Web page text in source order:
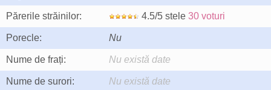
Părerile străinilor: 4.5/5 stele 30 voturi
Porecle: Nu
Nume de frați: Nu există date
Nume de surori: Nu există date